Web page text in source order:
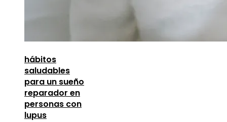
hábitos
saludables
para un sueño
reparador en
personas con
lupus